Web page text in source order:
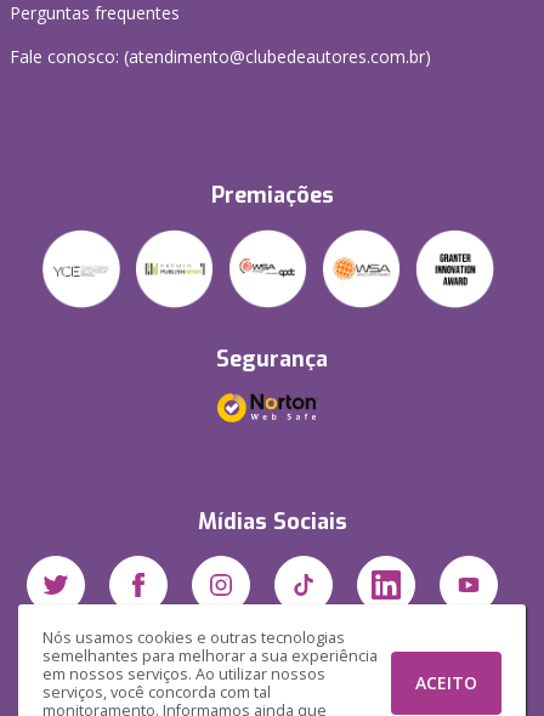
Nós usamos cookies e outras tecnologias
semelhantes para melhorar a sua experiência
em nossos serviços. Ao utilizar nossos
serviços, você concorda com tal
monitoramento. Informamos ainda que
ACEITO
Perguntas frequentes
Fale conosco: (atendimento@clubedeautores.com.br)
Premiações
Segurança
Mídias Sociais